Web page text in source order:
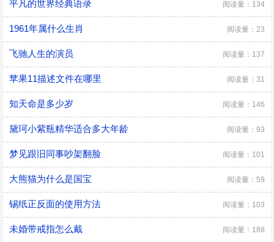
平凡的世界经典语录 阅读量：134
1961年属什么生肖 阅读量：23
飞驰人生的演员 阅读量：137
苹果11描述文件在哪里 阅读量：31
知天命是多少岁 阅读量：146
黛珂小紫瓶精华适合多大年龄 阅读量：93
梦见跟旧同事吵架翻脸 阅读量：101
大熊猫为什么是国宝 阅读量：59
锡纸正反面的使用方法 阅读量：103
未婚带戒指怎么戴 阅读量：188